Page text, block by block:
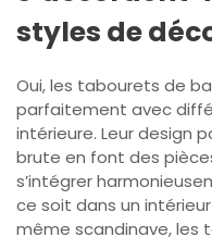
styles de
Oui, les tabourets de
parfaitement avec
intérieure. Leur design
brute en font des
s’intégrer
ce soit dans un
même scandinave, les